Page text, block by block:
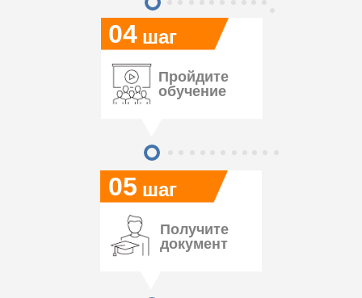
05
04 шаг
шаг
Пройдите
обучение
Получите
документ